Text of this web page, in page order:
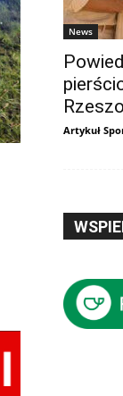
News
Artykuł